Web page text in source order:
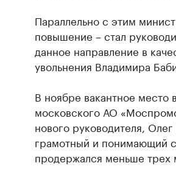
Параллельно с этим
повышение – стал
данное направление в
увольнения Владимира
В ноябре вакантное место
московского АО
нового руководителя,
грамотный и понимающий
продержался меньше трех